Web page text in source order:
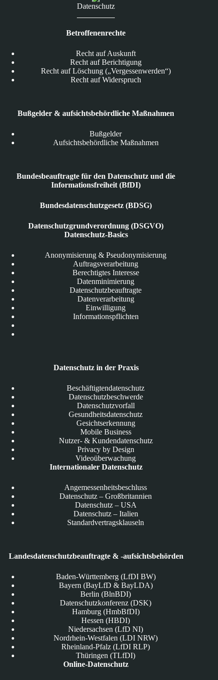
Datenschutz
Betroffenenrechte
Recht auf Auskunft
Recht auf Berichtigung
Recht auf Löschung („Vergessenwerden“)
Recht auf Widerspruch
Bußgelder & aufsichtsbehördliche Maßnahmen
Bußgelder
Aufsichtsbehördliche Maßnahmen
Bundesbeauftragte für den Datenschutz und die
Informationsfreiheit (BfDI)
Bundesdatenschutzgesetz (BDSG)
Datenschutzgrundverordnung (DSGVO)
Datenschutz-Basics
Anonymisierung & Pseudonymisierung
Auftragsverarbeitung
Berechtigtes Interesse
Datenminimierung
Datenschutzbeauftragte
Datenverarbeitung
Einwilligung
Informationspflichten
Datenschutz in der Praxis
Beschäftigtendatenschutz
Datenschutzbeschwerde
Datenschutzvorfall
Gesundheitsdatenschutz
Gesichtserkennung
Mobile Business
Nutzer- & Kundendatenschutz
Privacy by Design
Videoüberwachung
Internationaler Datenschutz
Angemessenheitsbeschluss
Datenschutz – Großbritannien
Datenschutz – USA
Datenschutz – Italien
Standardvertragsklauseln
Landesdatenschutzbeauftragte & -aufsichtsbehörden
Baden-Württemberg (LfDI BW)
Bayern (BayLfD & BayLDA)
Berlin (BlnBDI)
Datenschutzkonferenz (DSK)
Hamburg (HmbBfDI)
Hessen (HBDI)
Niedersachsen (LfD NI)
Nordrhein-Westfalen (LDI NRW)
Rheinland-Pfalz (LfDI RLP)
Thüringen (TLfDI)
Online-Datenschutz